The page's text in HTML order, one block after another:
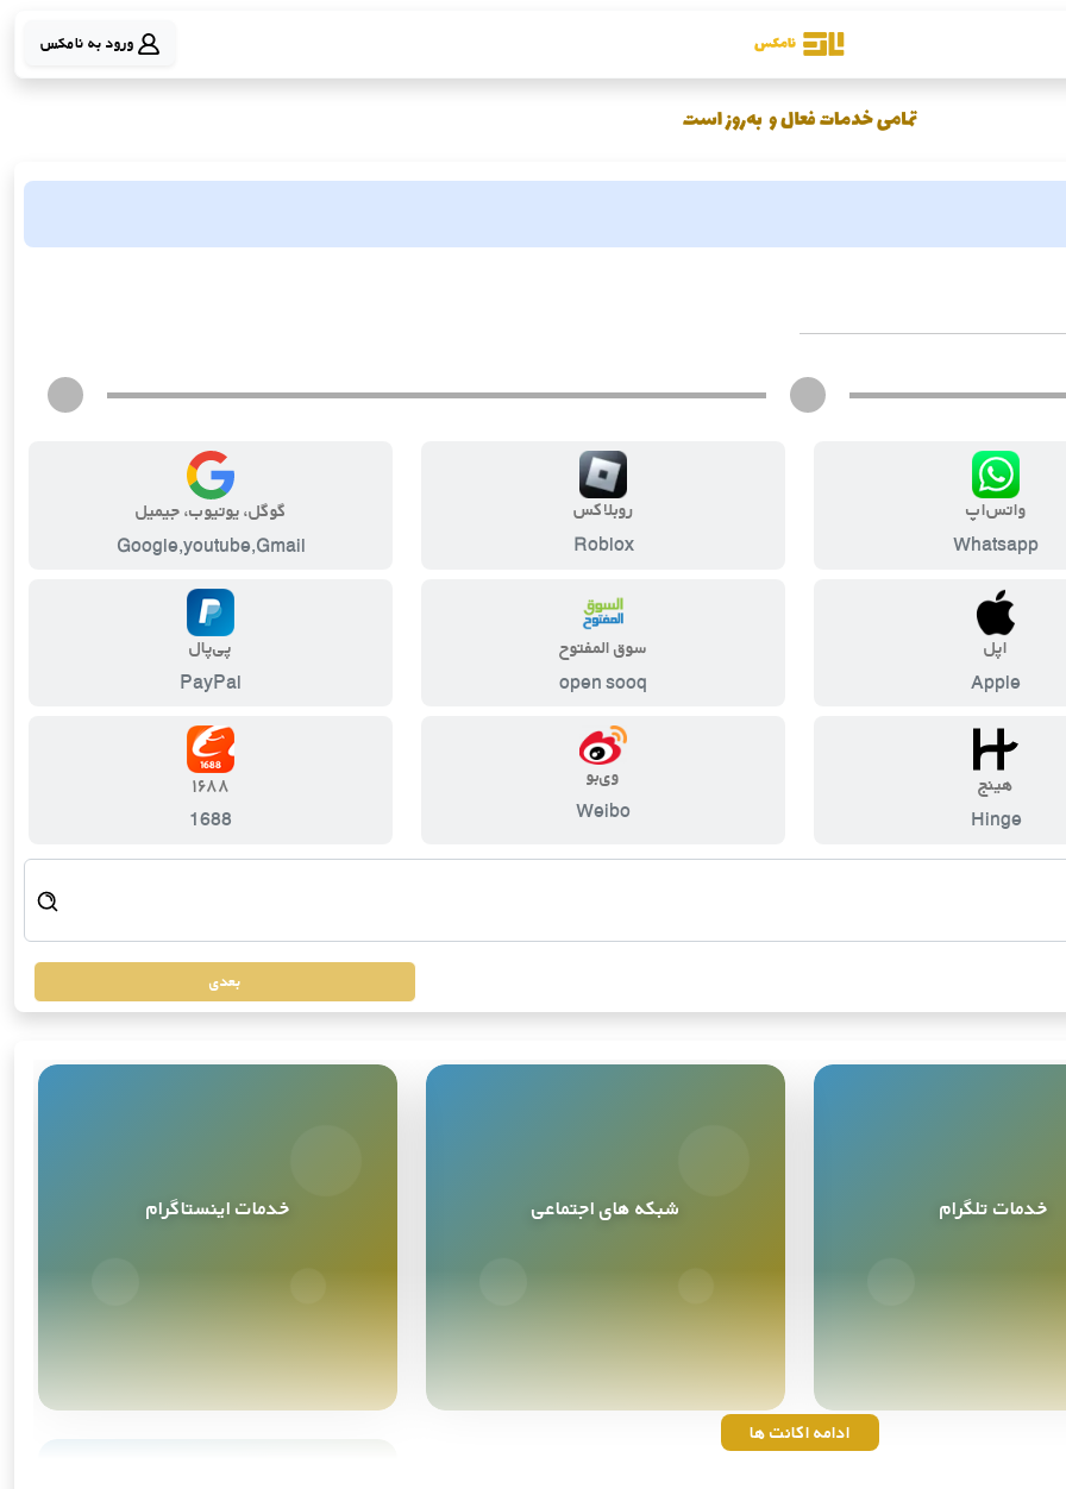
ورود به نامکس
واتس‌اپ
Whatsapp
روبلاکس
Roblox
گوگل، یوتیوب، جیمیل
Google,youtube,Gmail
اپل
Apple
سوق المفتوح
open sooq
پی‌پال
PayPal
هینج
Hinge
وی‌بو
Weibo
۱۶۸۸
1688
بعدی
خدمات تلگرام شبکه های اجتماعی خدمات اینستاگرام
ادامه اکانت ها